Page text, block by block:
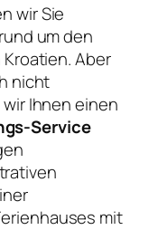
wir Sie
um den
Aber
nicht
Ihnen einen
Service
mit